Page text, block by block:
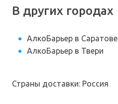
В других городах
АлкоБарьер в Саратове
АлкоБарьер в Твери
Страны доставки: Россия